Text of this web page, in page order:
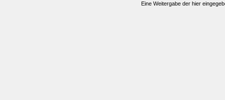
Eine Weitergabe der hier